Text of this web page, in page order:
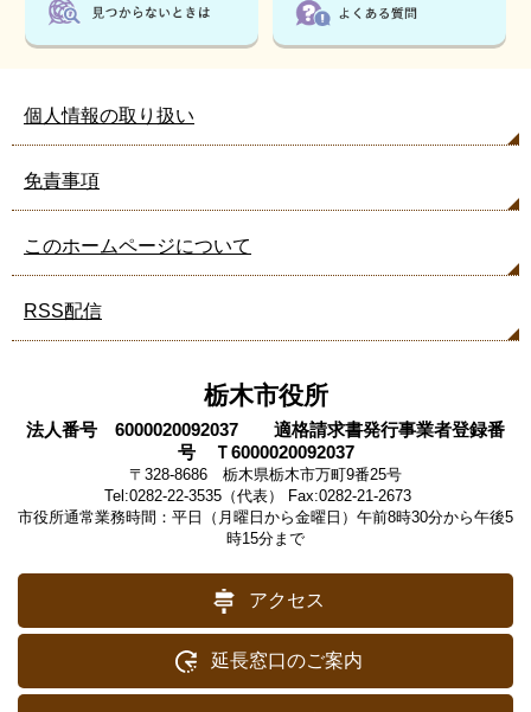
る
こ
な
ペ
ジ
見
て
個人情報の取り扱い
免責事項
このホームページについて
RSS配信
栃木市役所
法人番号 6000020092037 適格請求書発行事業者登録番
号 Ｔ6000020092037
〒328-8686 栃木県栃木市万町9番25号
Tel:0282-22-3535（代表） Fax:0282-21-2673
市役所通常業務時間：平日（月曜日から金曜日）午前8時30分から午後5
時15分まで
アクセス
延長窓口のご案内